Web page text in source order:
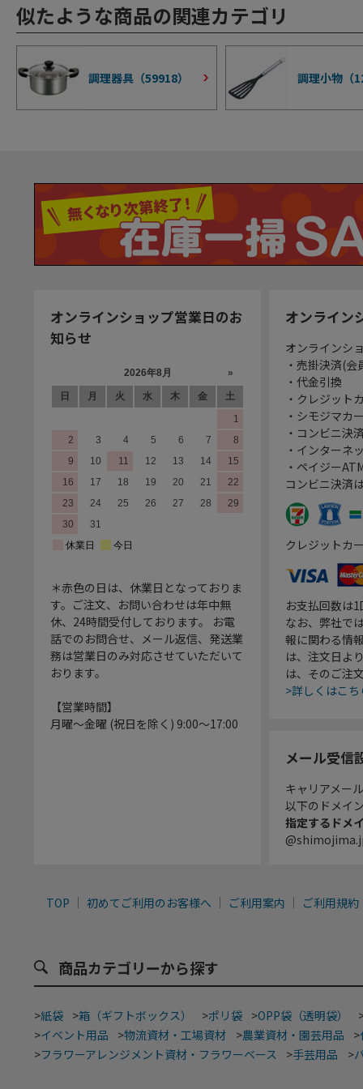
似たような商品の関連カテゴリ
調理器具（59918） 調理小物（
オンラインショップ営業日のお
知らせ
＊赤色の日は、休業日となっておりま
す。ご注文、お問い合わせは年中無
休、24時間受付しております。 お電
話でのお問合せ、メール返信、発送業
務は営業日のみ対応させていただいて
おります。
【営業時間】
月曜～金曜 (祝日を除く) 9:00～17:00
オンライン
オンラインシ
・売掛決済(
・代金引換
・クレジット
・シモジマカ
・コンビニ決
・インターネ
・ペイジー
コンビニ決済
クレジットカ
お支払回数は
なお、弊社で
報に関わる情
は、注文日よ
は、そのご注
>詳しくはこち
メール受信
キャリアメー
以下のドメイ
指定するドメ
TOP 初めてご利用のお客様へ ご利用案内 ご利用規約
商品カテゴリーから探す
>紙袋 >箱（ギフトボックス） >ポリ袋 >OPP袋（透明袋）
>イベント用品 >物流資材・工場資材 >農業資材・園芸用品 >
>フラワーアレンジメント資材・フラワーベース >手芸用品 >